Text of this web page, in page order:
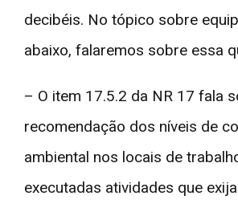
decibéis. No tópico sobre
abaixo, falaremos sobre essa
– O item 17.5.2 da NR 17 fala
recomendação dos níveis de
ambiental nos locais de
executadas atividades que